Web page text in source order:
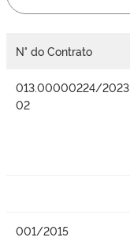
N° do Contrato
013.00000224/2023
02
001/2015